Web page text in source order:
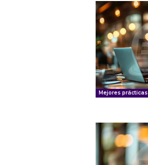
Mejores prácticas